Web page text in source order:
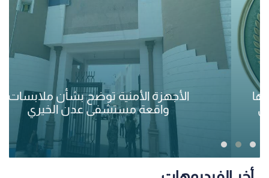
الأجهزة الأمنية توضح بشأن ملابسات
واقعة مستشفى عدن الخيري